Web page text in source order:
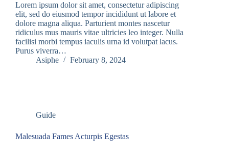
Lorem ipsum dolor sit amet, consectetur adipiscing
elit, sed do eiusmod tempor incididunt ut labore et
dolore magna aliqua. Parturient montes nascetur
ridiculus mus mauris vitae ultricies leo integer. Nulla
facilisi morbi tempus iaculis urna id volutpat lacus.
Purus viverra…
Asiphe
February 8, 2024
Guide
Malesuada Fames Acturpis Egestas